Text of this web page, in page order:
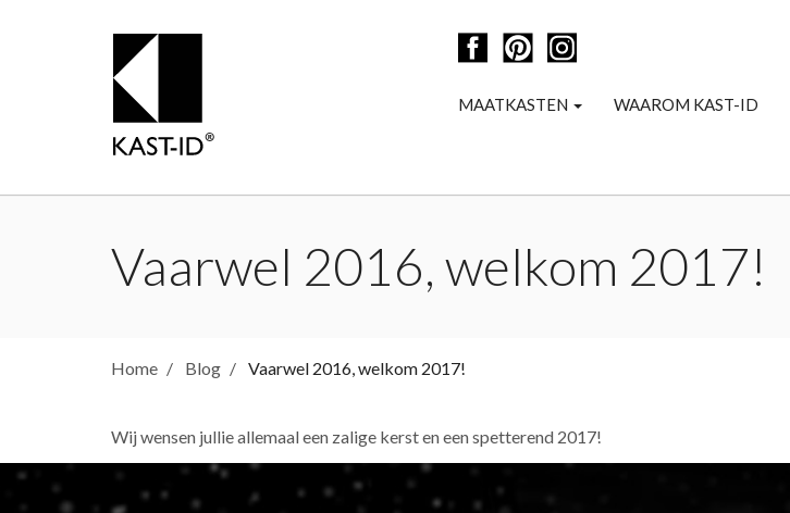
MAATKASTEN WAAROM KAST-ID
Vaarwel 2016, welkom 2017!
Home Blog Vaarwel 2016, welkom 2017!
Wij wensen jullie allemaal een zalige kerst en een spetterend 2017!